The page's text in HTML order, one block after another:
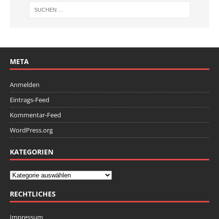
META
Anmelden
Eintrags-Feed
Kommentar-Feed
WordPress.org
KATEGORIEN
RECHTLICHES
Impressum